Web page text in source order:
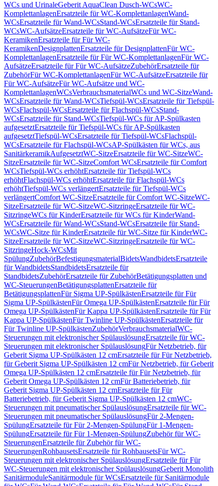
WCs und UrinaleGeberit AquaClean Dusch-WCsWC-
KomplettanlagenErsatzteile für WC-KomplettanlagenWand-
WCsErsatzteile für Wand-WCsStand-WCsErsatzteile für Stand-
WCsWC-AufsätzeErsatzteile für WC-AufsätzeFür WC-
KeramikenErsatzteile für Für WC-
KeramikenDesignplattenErsatzteile für DesignplattenFür WC-
KomplettanlagenErsatzteile für Für WC-KomplettanlagenFür WC-
AufsätzeErsatzteile für Für WC-AufsätzeZubehörErsatzteile für
ZubehörFür WC-KomplettanlagenFür WC-AufsätzeErsatzteile für
Für WC-AufsätzeFür WC-Aufsätze und WC-
KomplettanlagenWCsVerbrauchsmaterialWCs und WC-SitzeWand-
WCsErsatzteile für Wand-WCsTiefspül-WCsErsatzteile für Tiefspül-
WCsFlachspül-WCsErsatzteile für Flachspül-WCsStand-
WCsErsatzteile für Stand-WCsTiefspül-WCs für AP-Spülkasten
aufgesetztErsatzteile für Tiefspül-WCs für AP-Spülkasten
aufgesetztTiefspül-WCsErsatzteile für Tiefspül-WCsFlachspül-
WCsErsatzteile für Flachspül-WCsAP-Spülkästen für WCs, aus
SanitärkeramikAufgesetztWC-SitzeErsatzteile für WC-SitzeWC-
SitzeErsatzteile für WC-SitzeComfort WCsErsatzteile für Comfort
WCsTiefspül-WCs erhöhtErsatzteile für Tiefspül-WCs
erhöhtFlachspül-WCs erhöhtErsatzteile für Flachspül-WCs
erhöhtTiefspül-WCs verlängertErsatzteile für Tiefspül-WCs
verlängertComfort WC-SitzeErsatzteile für Comfort WC-SitzeWC-
SitzeErsatzteile für WC-SitzeWC-SitzringeErsatzteile für WC-
SitzringeWCs für KinderErsatzteile für WCs für KinderWand-
WCsErsatzteile für Wand-WCsStand-WCsErsatzteile für Stand-
WCsWC-Sitze für KinderErsatzteile für WC-Sitze für KinderWC-
SitzeErsatzteile für WC-SitzeWC-SitzringeErsatzteile für WC-
SitzringeHock-WCsMit
SpülungZubehörBefestigungsmaterialBidetsWandbidetsErsatzteile
für WandbidetsStandbidetsErsatzteile für
StandbidetsZubehörErsatzteile für ZubehörBetätigungsplatten und
WC-SteuerungenBetätigungsplattenErsatzteile für
BetätigungsplattenFür Sigma UP-SpülkästenErsatzteile für Für
Sigma UP-SpülkästenFür Omega UP-SpülkästenErsatzteile für Für
Omega UP-SpülkästenFür Kappa UP-SpülkästenErsatzteile für Für
Kappa UP-SpülkästenFür Twinline UP-SpülkästenErsatzteile für
Für Twinline UP-SpülkästenZubehörVerbrauchsmaterialWC-
Steuerungen mit elektronischer SpülauslösungErsatzteile für WC-
Steuerungen mit elektronischer SpülauslösungFür Netzbetrieb, für
Geberit Sigma UP-Spülkästen 12 cmErsatzteile für Für Netzbetrieb,
für Geberit Sigma UP-Spülkästen 12 cmFür Netzbetrieb, für Geberit
Omega UP-Spülkästen 12 cmErsatzteile für Für Netzbetrieb, für
Geberit Omega UP-Spülkästen 12 cmFür Batteriebetrieb, für
Geberit Sigma UP-Spülkästen 12 cmErsatzteile für Für
Batteriebetrieb, für Geberit Sigma UP-Spülkästen 12 cmWC-
Steuerungen mit pneumatischer SpülauslösungErsatzteile für WC-
Steuerungen mit pneumatischer SpülauslösungFür 2-Mengen-
SpülungErsatzteile für Für 2-Mengen-SpülungFür 1-Mengen-
SpülungErsatzteile für Für 1-Mengen-SpülungZubehör für WC-
SteuerungenErsatzteile für Zubehör für WC-
SteuerungenRohbausetsErsatzteile für RohbausetsFür WC-
Steuerungen mit elektronischer SpülauslösungErsatzteile für Für
WC-Steuerungen mit elektronischer SpülauslösungGeberit Monolith
SanitärmoduleSanitärmodule für WCsErsatzteile für Sanitärmodule